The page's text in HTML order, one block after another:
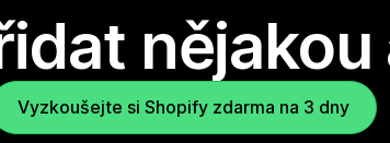
nějakou
Vyzkoušejte si Shopify zdarma na 3 dny